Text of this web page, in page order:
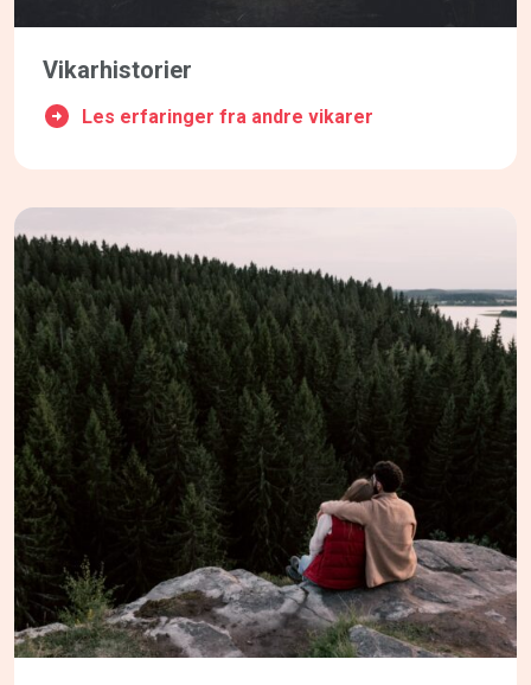
Vikarhistorier
Les erfaringer fra andre vikarer